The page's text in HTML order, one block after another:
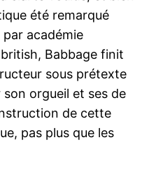
été remarqué
académie
Babbage finit
sous prétexte
orgueil et ses de
de cette
pas plus que les